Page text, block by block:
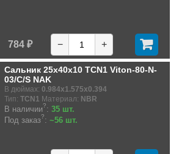
784 ₽ − +
Сальник 25x40x10 TCN1 Viton-80-N-
03/C/S NAK
В дюймах: 0.984x1.575x0.394
Тип: TCN1 Материал: NBR
В наличии?: 35 шт.
Под заказ?: ~56 шт.